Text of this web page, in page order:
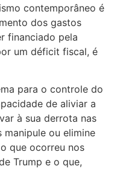
contemporâneo é
dos gastos
financiado pela
um déficit fiscal, é
para o controle do
de aliviar a
à sua derrota nas
manipule ou elimine
que ocorreu nos
Trump e o que,